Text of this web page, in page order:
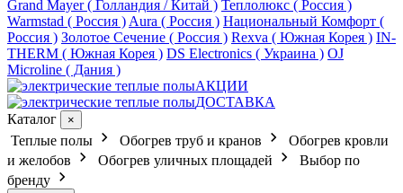
Grand Mayer ( Голландия / Китай ) Теплолюкс ( Россия )
Warmstad ( Россия ) Aura ( Россия ) Национальный Комфорт (
Россия ) Золотое Сечение ( Россия ) Rexva ( Южная Корея ) IN-
THERM ( Южная Корея ) DS Electronics ( Украина ) OJ
Microline ( Дания )
АКЦИИ
ДОСТАВКА
Каталог
×
Теплые полы Обогрев труб и кранов
Обогрев кровли
и желобов
Обогрев уличных площадей
Выбор по
бренду